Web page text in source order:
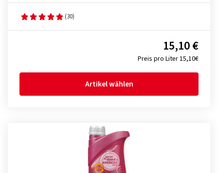
(30)
Preis pro Liter 15,10€
15,10 €
Artikel wählen